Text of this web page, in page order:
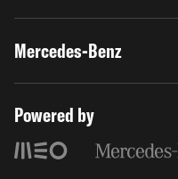
Mercedes-Benz
Powered by